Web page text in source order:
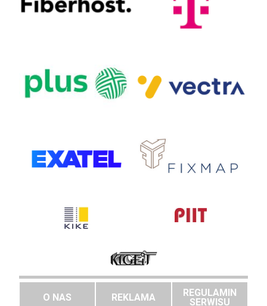
O NAS REKLAMA
REGULAMIN
SERWISU